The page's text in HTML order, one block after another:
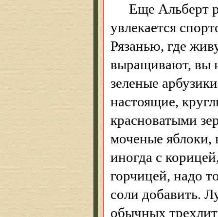
Еще Альберт
увлекается
Рязанью, где
выращивают, вы
зеленые арбузики
настоящие,
красноватыми
моченые яблоки,
иногда с
горчицей, надо
соли добавить.
обычных